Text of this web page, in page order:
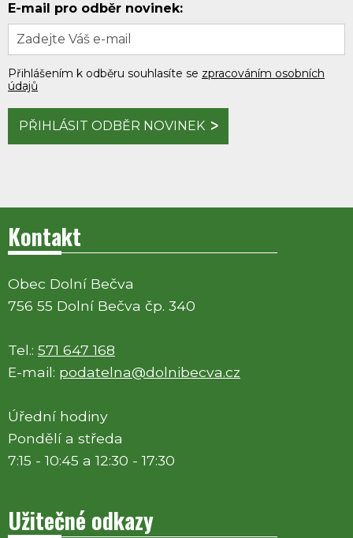
E-mail pro odběr novinek:
Přihlášením k odběru souhlasíte se zpracováním osobních
údajů
PŘIHLÁSIT ODBĚR NOVINEK
Kontakt
Obec Dolní Bečva
756 55 Dolní Bečva čp. 340
Tel.: 571 647 168
E-mail: podatelna@dolnibecva.cz
Úřední hodiny
Pondělí a středa
7:15 - 10:45 a 12:30 - 17:30
Užitečné odkazy